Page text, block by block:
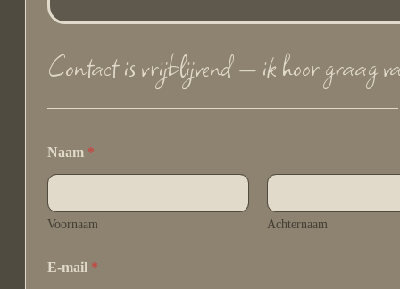
Contact is vrijblijvend — ik hoor graag
Naam *
Voornaam Achternaam
n
E-mail *